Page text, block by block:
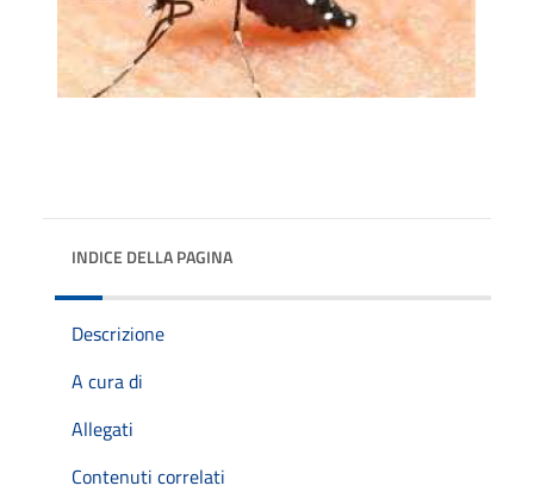
INDICE DELLA PAGINA
Descrizione
A cura di
Allegati
Contenuti correlati